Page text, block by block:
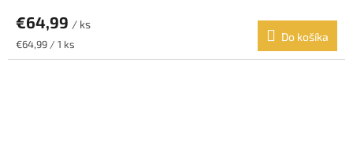
€64,99 / ks
Jednotková
cena:
€64,99 / 1 ks
Do košíka